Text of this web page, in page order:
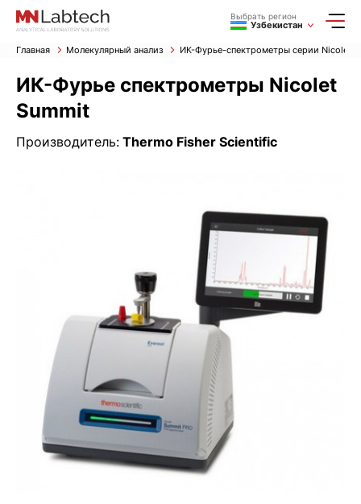
Выбрать регион
Узбекистан
Главная Молекулярный анализ ИК-Фурье-спектрометры серии Nicolet
ИК-Фурье спектрометры Nicolet
Summit
Производитель: Thermo Fisher Scientific